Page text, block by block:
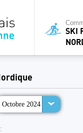
SKI
Octobre 2024